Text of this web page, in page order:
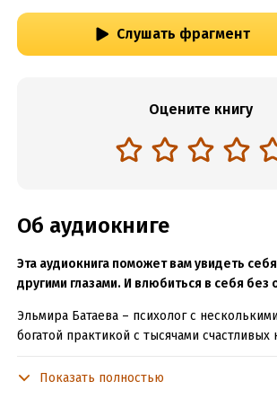
Слушать фрагмент
Оцените книгу
Об аудиокниге
Эта аудиокнига поможет вам увидеть
другими глазами. И влюбиться в себя без
Эльмира Батаева – психолог с
богатой практикой с тысячами счастливых
специалист, а, скорее, как любящий друг.
Показать полностью